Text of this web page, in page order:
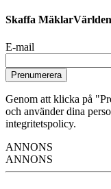
Skaffa
E-mail
Prenumerera
Genom att klicka på
och använder dina
integritetspolicy.
ANNONS
ANNONS